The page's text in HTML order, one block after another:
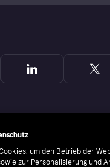
um den Betrieb der
zur Personalisierung und